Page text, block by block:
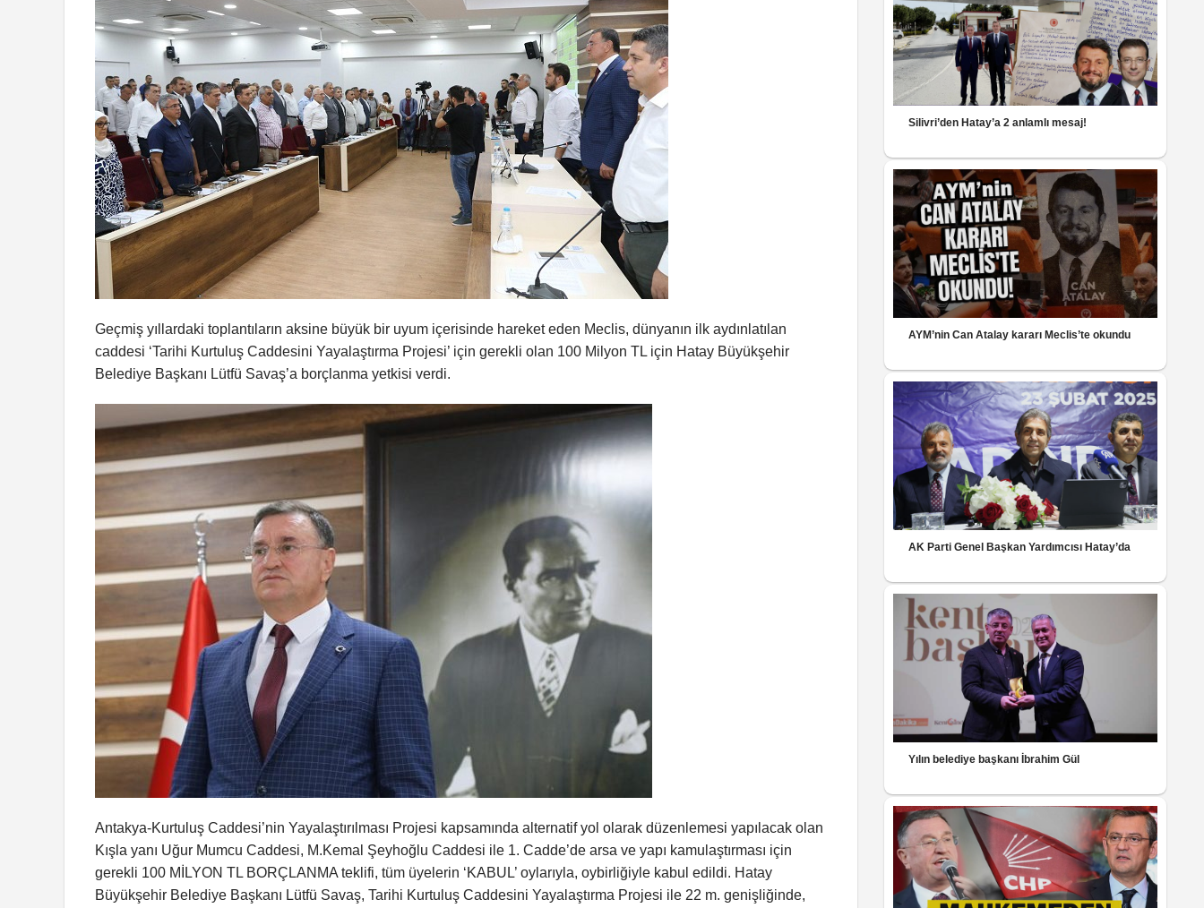
Geçmiş yıllardaki toplantıların aksine büyük bir uyum içerisinde hareket eden Meclis, dünyanın ilk aydınlatılan
caddesi ‘Tarihi Kurtuluş Caddesini Yayalaştırma Projesi’ için gerekli olan 100 Milyon TL için Hatay Büyükşehir
Belediye Başkanı Lütfü Savaş’a borçlanma yetkisi verdi.
Antakya-Kurtuluş Caddesi’nin Yayalaştırılması Projesi kapsamında alternatif yol olarak düzenlemesi yapılacak olan
Kışla yanı Uğur Mumcu Caddesi, M.Kemal Şeyhoğlu Caddesi ile 1. Cadde’de arsa ve yapı kamulaştırması için
gerekli 100 MİLYON TL BORÇLANMA teklifi, tüm üyelerin ‘KABUL’ oylarıyla, oybirliğiyle kabul edildi. Hatay
Büyükşehir Belediye Başkanı Lütfü Savaş, Tarihi Kurtuluş Caddesini Yayalaştırma Projesi ile 22 m. genişliğinde,
Silivri’den Hatay’a 2 anlamlı mesaj!
AYM’nin Can Atalay kararı Meclis’te okundu
AK Parti Genel Başkan Yardımcısı Hatay’da
Yılın belediye başkanı İbrahim Gül